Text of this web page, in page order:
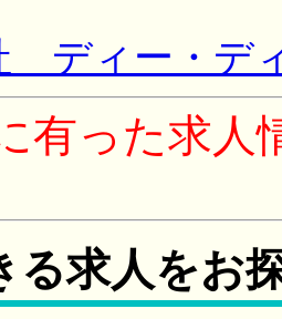
ディー・デ
有った求人
る求人をお